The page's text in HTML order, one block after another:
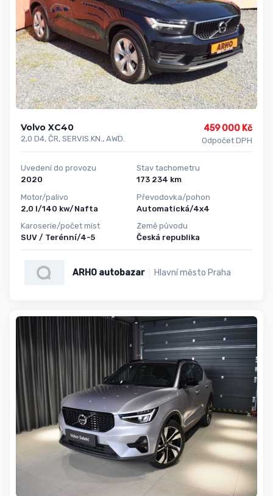
Volvo XC40
2,0 D4, ČR, SERVIS.KN., AWD.
459 000 Kč
Odpočet DPH
Uvedení do provozu
2020
Motor/palivo
2,0 l/140 kw/Nafta
Karoserie/počet míst
SUV / Terénní/4-5
Stav tachometru
173 234 km
Převodovka/pohon
Automatická/4x4
Země původu
Česká republika
ARHO autobazar Hlavní město Praha